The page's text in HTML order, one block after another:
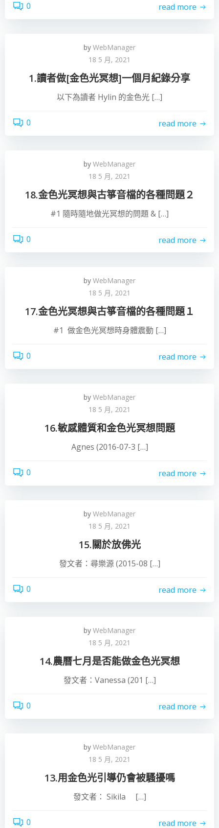
0 read more
by WebManager
18 5 月, 2021
1.讀者做[金色光冥想]一個月紀錄分享
以下為讀者 Hylin 的金色光 […]
0 read more
by WebManager
18 5 月, 2021
18.金色光冥想與古箏音檔的各種問題２
#1 隨時隨地做光冥想的問題 & […]
0 read more
by WebManager
18 5 月, 2021
17.金色光冥想與古箏音檔的各種問題１
#1 做金色光冥想時身體震動 […]
0 read more
by WebManager
18 5 月, 2021
16.敏感體質和金色光冥想問題
Agnes (2016-07-3 […]
0 read more
by WebManager
18 5 月, 2021
15.關於放佛光
發文者：尋樂源 (2015-08 […]
0 read more
by WebManager
18 5 月, 2021
14.農曆七月是否能做金色光冥想
發文者：Vanessa (201 […]
0 read more
by WebManager
18 5 月, 2021
13.用金色光引導仍會被騷擾嗎
發文者： Sikila […]
0 read more